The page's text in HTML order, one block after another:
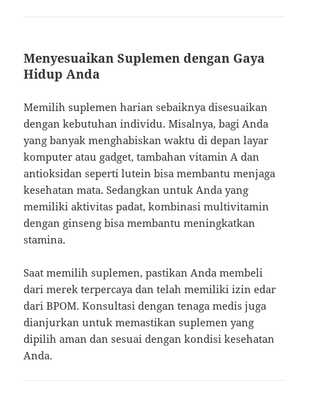
Menyesuaikan Suplemen dengan Gaya
Hidup Anda
Memilih suplemen harian sebaiknya disesuaikan
dengan kebutuhan individu. Misalnya, bagi Anda
yang banyak menghabiskan waktu di depan layar
komputer atau gadget, tambahan vitamin A dan
antioksidan seperti lutein bisa membantu menjaga
kesehatan mata. Sedangkan untuk Anda yang
memiliki aktivitas padat, kombinasi multivitamin
dengan ginseng bisa membantu meningkatkan
stamina.
Saat memilih suplemen, pastikan Anda membeli
dari merek terpercaya dan telah memiliki izin edar
dari BPOM. Konsultasi dengan tenaga medis juga
dianjurkan untuk memastikan suplemen yang
dipilih aman dan sesuai dengan kondisi kesehatan
Anda.